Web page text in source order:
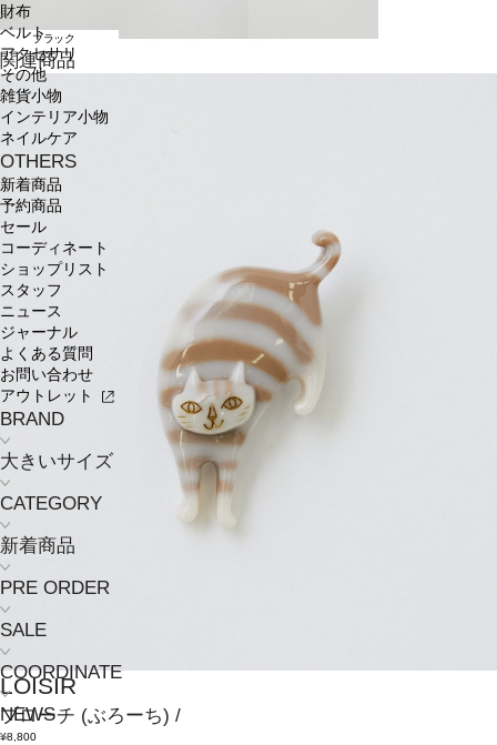
財布
ベルト
アクセサリ
その他
雑貨小物
インテリア小物
ネイルケア
OTHERS
新着商品
予約商品
セール
コーディネート
ショップリスト
スタッフ
ニュース
ジャーナル
よくある質問
お問い合わせ
アウトレット
BRAND
大きいサイズ
CATEGORY
新着商品
PRE ORDER
SALE
COORDINATE
NEWS
ブラック
関連商品
LOISIR
ブローチ (ぶろーち) /
¥8,800